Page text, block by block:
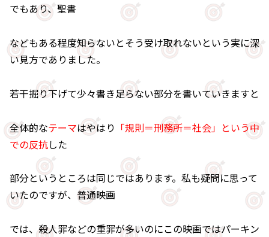
でもあり、聖書
などもある程度知らないとそう受け取れないという実に深
い見方でありました。
若干掘り下げて少々書き足らない部分を書いていきますと
全体的なテーマはやはり 「規則＝刑務所＝社会」という中
での反抗した
部分というところは同じではあります。私も疑問に思って
いたのですが、普通映画
では、殺人罪などの重罪が多いのにこの映画ではパーキン